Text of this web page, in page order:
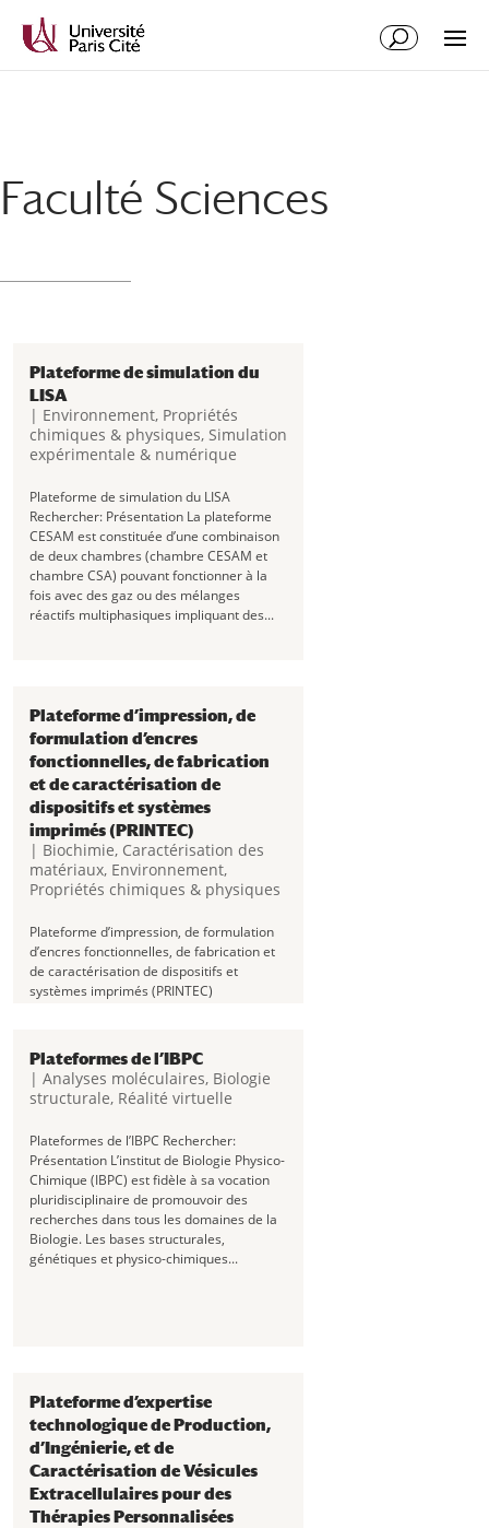
contenu
Faculté Sciences
Plateforme de simulation du
LISA
| Environnement, Propriétés
chimiques & physiques, Simulation
expérimentale & numérique
Plateforme de simulation du LISA
Rechercher: Présentation La plateforme
CESAM est constituée d’une combinaison
de deux chambres (chambre CESAM et
chambre CSA) pouvant fonctionner à la
fois avec des gaz ou des mélanges
réactifs multiphasiques impliquant des...
Plateforme d’impression, de
formulation d’encres
fonctionnelles, de fabrication
et de caractérisation de
dispositifs et systèmes
imprimés (PRINTEC)
| Biochimie, Caractérisation des
matériaux, Environnement,
Propriétés chimiques & physiques
Plateforme d’impression, de formulation
d’encres fonctionnelles, de fabrication et
de caractérisation de dispositifs et
systèmes imprimés (PRINTEC)
l’électronique imprimée. Sous...
Plateformes de l’IBPC
| Analyses moléculaires, Biologie
structurale, Réalité virtuelle
Plateformes de l’IBPC Rechercher:
Présentation L’institut de Biologie Physico-
Chimique (IBPC) est fidèle à sa vocation
pluridisciplinaire de promouvoir des
recherches dans tous les domaines de la
Biologie. Les bases structurales,
génétiques et physico-chimiques...
Plateforme d’expertise
technologique de Production,
d’Ingénierie, et de
Caractérisation de Vésicules
Extracellulaires pour des
Thérapies Personnalisées